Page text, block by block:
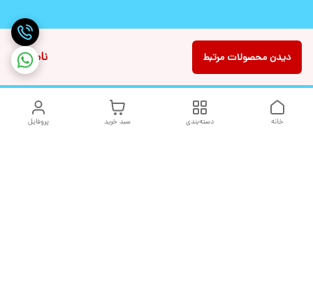
ناموجود دیدن محصولات مرتبط
پروفایل سبد خرید دسته‌بندی خانه